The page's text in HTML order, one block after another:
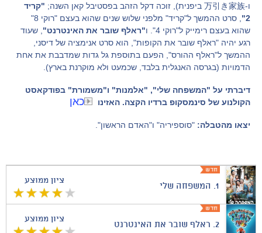
ו-万引き家族 ביפנית), זוכה דקל הזהב בפסטיבל קאן השנה;
"קריד
2"
, סרט ההמשך ל"קריד" מלפני שלוש שנים שהוא בעצם "רוקי 8"
שהוא בעצם רימייק ל"רוקי 4". ו
"ראלף שובר את האינטרנט", שעוד
רגע יהיה "ראלף שובר את הקופות", הוא סרט אנימציה של דיסני,
ההמשך ל"ראלף ההורס", הפעם בתוספת גל גדות שמדבבת את אחת
הדמויות (בגרסה האנגלית בלבד, שכמעט ולא מוקרנת בארץ).
דיברתי על "המשפחה שלי", "אלמנות" ו"משמורת" בפודקאסט
הקולנוע של סינמסקופ ברדיו הקצה. האזינו
כאן
יצאו מהטבלה: "סוספיריה" ו"האדם הראשון".
ציון ממוצע
1. המשפחה שלי
ציון ממוצע
2. ראלף שובר את האינטרנט